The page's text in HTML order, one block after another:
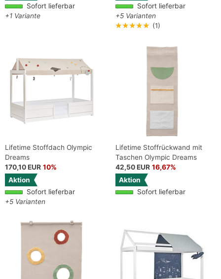
Sofort lieferbar
+1 Variante
Sofort lieferbar
+5 Varianten
★★★★★ (1)
Lifetime Stoffdach Olympic
Dreams
170,10 EUR 10%
Aktion
Sofort lieferbar
+5 Varianten
Lifetime Stoffrückwand mit
Taschen Olympic Dreams
42,50 EUR 16,67%
Aktion
Sofort lieferbar